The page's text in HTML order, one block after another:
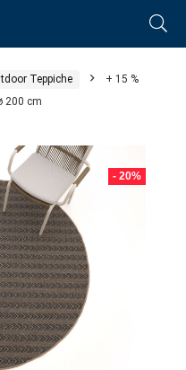
Teppiche
+ 15 %
200 cm
- 20%